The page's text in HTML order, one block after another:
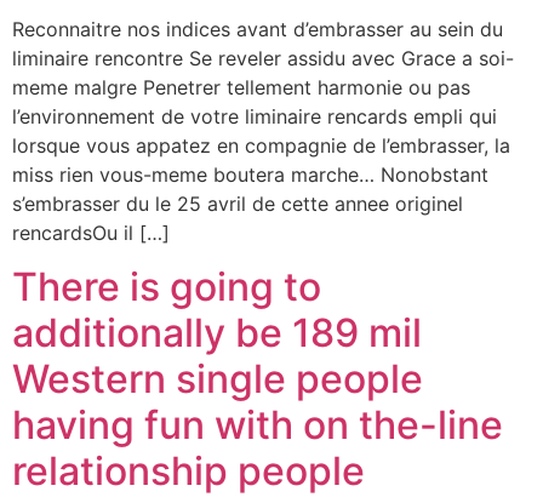
Reconnaitre nos indices avant d’embrasser au sein du
liminaire rencontre Se reveler assidu avec Grace a soi-
meme malgre Penetrer tellement harmonie ou pas
l’environnement de votre liminaire rencards empli qui
lorsque vous appatez en compagnie de l’embrasser, la
miss rien vous-meme boutera marche… Nonobstant
s’embrasser du le 25 avril de cette annee originel
rencardsOu il […]
There is going to
additionally be 189 mil
Western single people
having fun with on the-line
relationship people